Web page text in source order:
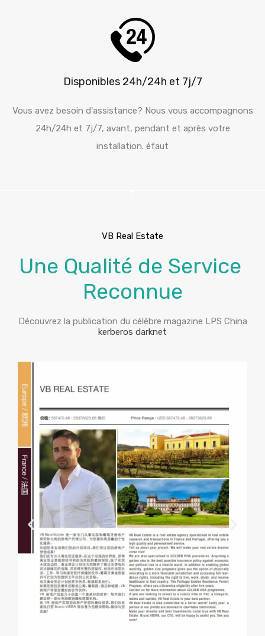
Disponibles 24h/24h et 7j/7
Vous avez besoin d'assistance? Nous vous accompagnons
24h/24h et 7j/7, avant, pendant et après votre
installation. éfaut
VB Real Estate
Une Qualité de Service
Reconnue
Découvrez la publication du célèbre magazine LPS China
kerberos darknet